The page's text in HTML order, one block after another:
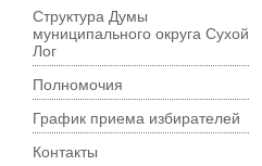
Структура Думы
муниципального округа Сухой
Лог
Полномочия
График приема избирателей
Контакты